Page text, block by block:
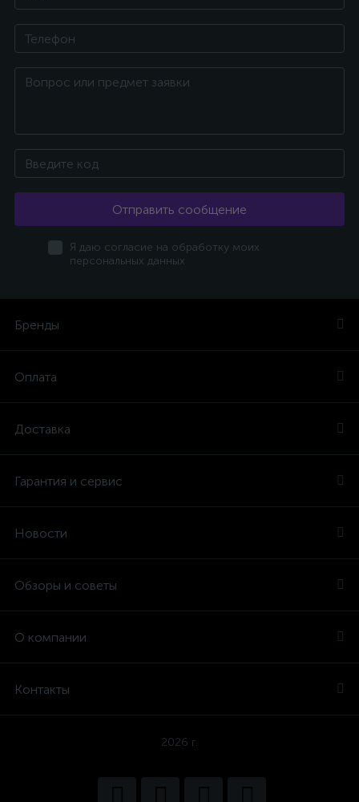
Отправить сообщение
Я даю согласие на обработку моих
персональных данных
Бренды
Оплата
Доставка
Гарантия и сервис
Новости
Обзоры и советы
О компании
Контакты
2026 г.